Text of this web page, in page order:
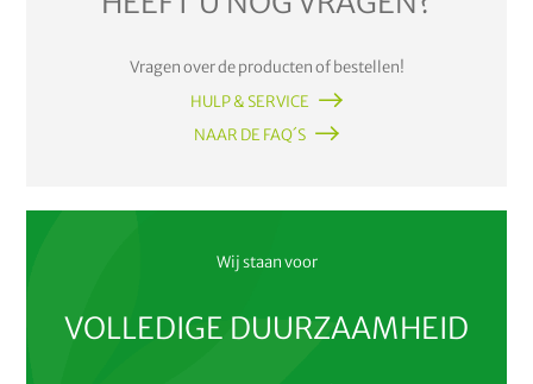
Vragen over de producten of bestellen!
HULP & SERVICE
NAAR DE FAQ´S
Wij staan voor
VOLLEDIGE DUURZAAMHEID